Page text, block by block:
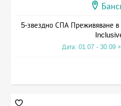
5-звездно СПА Преживяване в
Дата: 01.07 - 30.09